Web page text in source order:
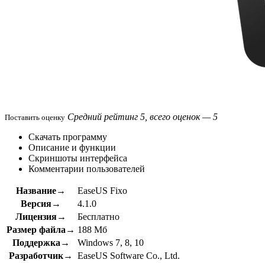
Поставить оценку Средний рейтинг 5, всего оценок — 5
Скачать программу
Описание и функции
Скриншоты интерфейса
Комментарии пользователей
Название→
EaseUS Fixo
Версия→
4.1.0
Лицензия→
Бесплатно
Размер файла→ 188 Мб
Поддержка→
Windows 7, 8, 10
Разработчик→
EaseUS Software Co., Ltd.